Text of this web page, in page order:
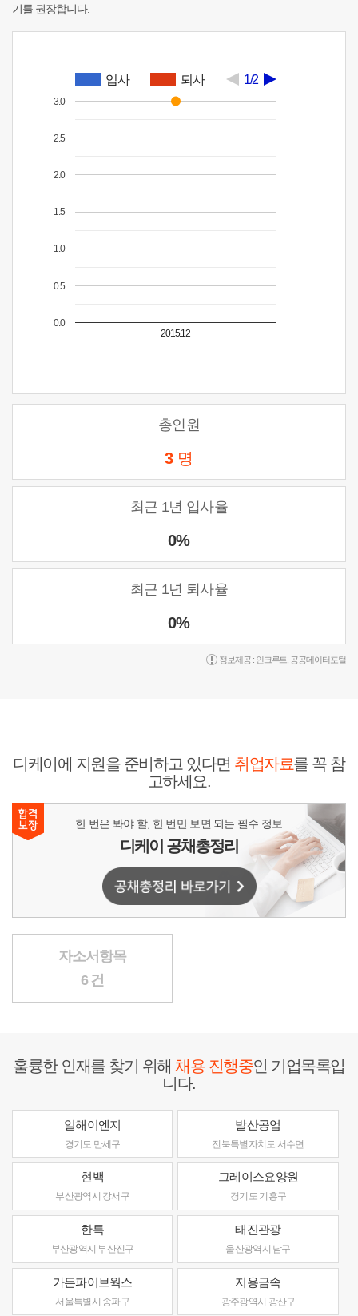
기를 권장합니다.
입사 퇴사 1/2
2015.12
0.0
0.5
1.0
1.5
2.0
2.5
3.0
총인원
3 명
최근 1년 입사율
0%
최근 1년 퇴사율
0%
정보제공 : 인크루트 공공데이터포털
디케이에 지원을 준비하고 있다면 취업자료를 꼭 참
고하세요.
한 번은 봐야 할, 한 번만 보면 되는 필수 정보
디케이 공채총정리
자소서항목
6 건
훌륭한 인재를 찾기 위해채용 진행중인 기업목록입
니다.
일해이엔지
경기도 만세구
발산공업
전북특별자치도 서수면
현백
부산광역시 강서구
그레이스요양원
경기도 기흥구
한특
부산광역시 부산진구
태진관광
울산광역시 남구
가든파이브웍스
서울특별시 송파구
지용금속
광주광역시 광산구